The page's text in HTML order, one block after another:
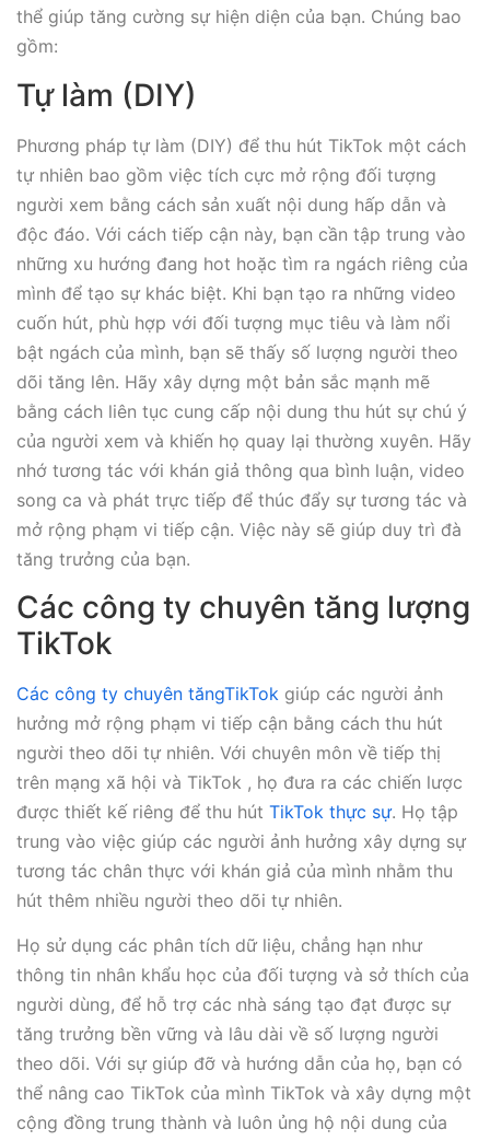
thể giúp tăng cường sự hiện diện của bạn. Chúng bao
gồm:
Tự làm (DIY)
Phương pháp tự làm (DIY) để thu hút TikTok một cách
tự nhiên bao gồm việc tích cực mở rộng đối tượng
người xem bằng cách sản xuất nội dung hấp dẫn và
độc đáo. Với cách tiếp cận này, bạn cần tập trung vào
những xu hướng đang hot hoặc tìm ra ngách riêng của
mình để tạo sự khác biệt. Khi bạn tạo ra những video
cuốn hút, phù hợp với đối tượng mục tiêu và làm nổi
bật ngách của mình, bạn sẽ thấy số lượng người theo
dõi tăng lên. Hãy xây dựng một bản sắc mạnh mẽ
bằng cách liên tục cung cấp nội dung thu hút sự chú ý
của người xem và khiến họ quay lại thường xuyên. Hãy
nhớ tương tác với khán giả thông qua bình luận, video
song ca và phát trực tiếp để thúc đẩy sự tương tác và
mở rộng phạm vi tiếp cận. Việc này sẽ giúp duy trì đà
tăng trưởng của bạn.
Các công ty chuyên tăng lượng
TikTok
Các công ty chuyên tăngTikTok giúp các người ảnh
hưởng mở rộng phạm vi tiếp cận bằng cách thu hút
người theo dõi tự nhiên. Với chuyên môn về tiếp thị
trên mạng xã hội và TikTok , họ đưa ra các chiến lược
được thiết kế riêng để thu hút TikTok thực sự. Họ tập
trung vào việc giúp các người ảnh hưởng xây dựng sự
tương tác chân thực với khán giả của mình nhằm thu
hút thêm nhiều người theo dõi tự nhiên.
Họ sử dụng các phân tích dữ liệu, chẳng hạn như
thông tin nhân khẩu học của đối tượng và sở thích của
người dùng, để hỗ trợ các nhà sáng tạo đạt được sự
tăng trưởng bền vững và lâu dài về số lượng người
theo dõi. Với sự giúp đỡ và hướng dẫn của họ, bạn có
thể nâng cao TikTok của mình TikTok và xây dựng một
cộng đồng trung thành và luôn ủng hộ nội dung của